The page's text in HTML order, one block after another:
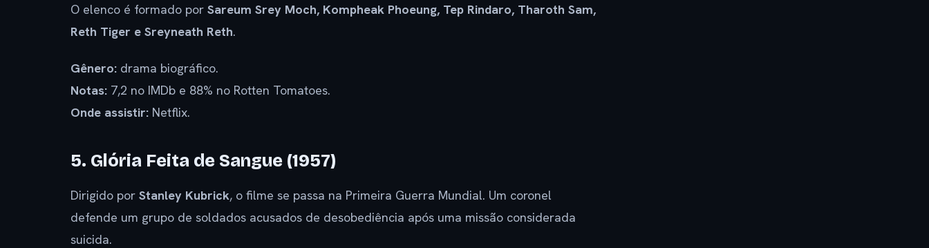
O elenco é formado por Sareum Srey Moch, Kompheak Phoeung, Tep Rindaro, Tharoth Sam,
Reth Tiger e Sreyneath Reth.
Gênero: drama biográfico.
Notas: 7,2 no IMDb e 88% no Rotten Tomatoes.
Onde assistir: Netflix.
5. Glória Feita de Sangue (1957)
Dirigido por Stanley Kubrick, o filme se passa na Primeira Guerra Mundial. Um coronel
defende um grupo de soldados acusados de desobediência após uma missão considerada
suicida.